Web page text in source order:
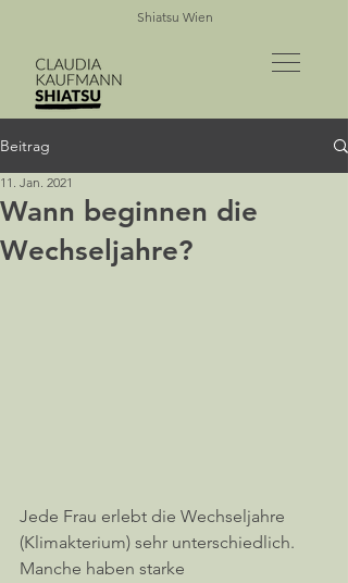
Shiatsu Wien
Beitrag
Wann beginnen die
Wechseljahre?
11. Jan. 2021
Jede Frau erlebt die Wechseljahre
(Klimakterium) sehr unterschiedlich.
Manche haben starke